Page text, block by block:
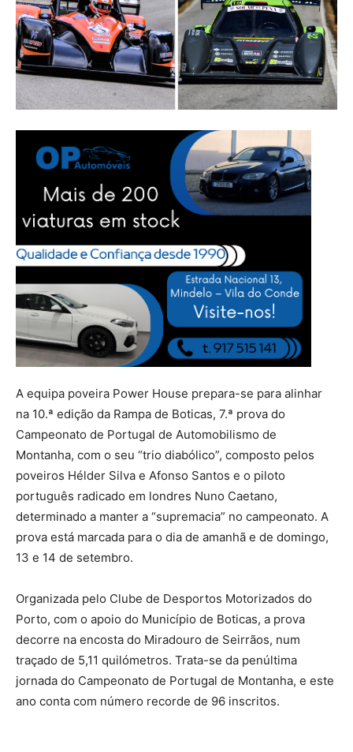
A equipa poveira Power House prepara-se para alinhar
na 10.ª edição da Rampa de Boticas, 7.ª prova do
Campeonato de Portugal de Automobilismo de
Montanha, com o seu “trio diabólico”, composto pelos
poveiros Hélder Silva e Afonso Santos e o piloto
português radicado em londres Nuno Caetano,
determinado a manter a “supremacia” no campeonato. A
prova está marcada para o dia de amanhã e de domingo,
13 e 14 de setembro.
Organizada pelo Clube de Desportos Motorizados do
Porto, com o apoio do Município de Boticas, a prova
decorre na encosta do Miradouro de Seirrãos, num
traçado de 5,11 quilómetros. Trata-se da penúltima
jornada do Campeonato de Portugal de Montanha, e este
ano conta com número recorde de 96 inscritos.